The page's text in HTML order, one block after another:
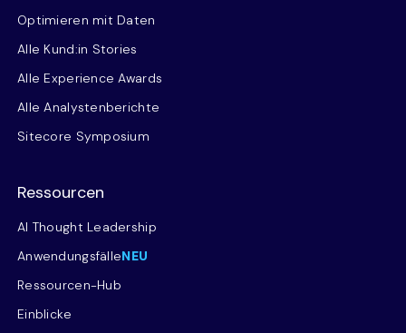
Optimieren mit Daten
Alle Kund:in Stories
Alle Experience Awards
Alle Analystenberichte
Sitecore Symposium
Ressourcen
AI Thought Leadership
AnwendungsfälleNEU
Ressourcen-Hub
Einblicke